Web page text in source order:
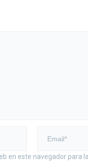
en este navegador para